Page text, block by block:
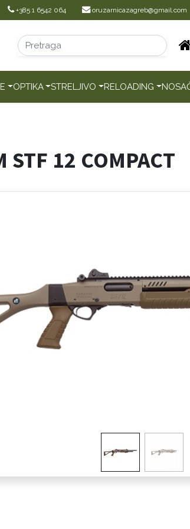
+385 1 6542 064 oruzarnicazagreb@gmail.com
OPTIKA STRELJIVO RELOADING
STF 12 COMPACT